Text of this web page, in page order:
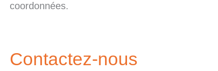
coordonnées.
Contactez-nous